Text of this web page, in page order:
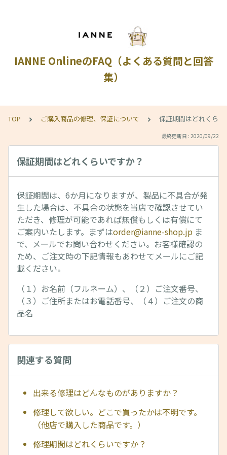
IANNE OnlineのFAQ（よくある質問と回答
集）
TOP ご購入商品の修理、保証について 保証期間はどれくら
最終更新日 : 2020/09/22
保証期間はどれくらいですか？
保証期間は、6か月になりますが、製品に不具合が発
生した場合は、不具合の状態を当店で確認させてい
ただき、修理が可能であれば無償もしくは有償にて
ご案内いたします。まずはorder@ianne-shop.jp ま
で、メールでお問い合わせください。お客様確認の
ため、ご注文時の下記情報もあわせてメールにご記
載ください。
（１）お名前（フルネーム）、（２）ご注文番号、
（３）ご住所またはお電話番号、（４）ご注文の商
品名
関連する質問
出来る修理はどんなものがありますか？
修理して欲しい。どこで買ったかは不明です。
（他店で購入した商品です。）
修理期間はどれくらいですか？